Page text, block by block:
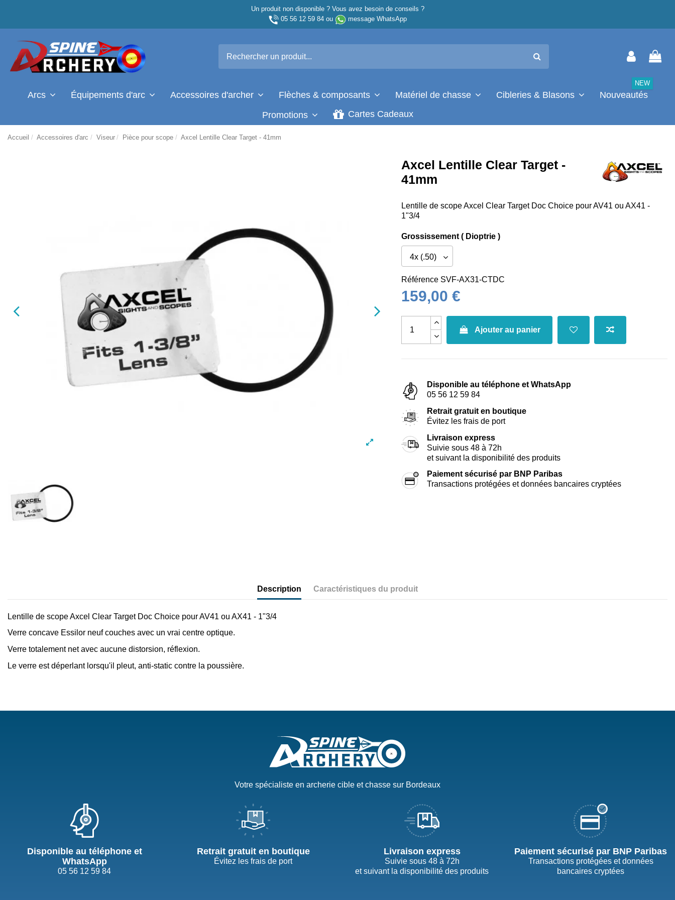
Un produit non disponible ? Vous avez besoin de conseils ?
05 56 12 59 84ou message WhatsApp
Arcs Équipements d'arc Accessoires d'archer Flèches & composants Matériel de chasse Cibleries & Blasons Nouveautés
NEW
Promotions Cartes Cadeaux
Accueil Accessoires d'arc Viseur Pièce pour scope Axcel Lentille Clear Target - 41mm
Axcel Lentille Clear Target -
41mm
Lentille de scope Axcel Clear Target Doc Choice pour AV41 ou AX41 -
1"3/4
Grossissement ( Dioptrie )
Référence SVF-AX31-CTDC
159,00 €
Ajouter au panier
Disponible au téléphone et WhatsApp
05 56 12 59 84
Retrait gratuit en boutique
Évitez les frais de port
Livraison express
Suivie sous 48 à 72h
et suivant la disponibilité des produits
Paiement sécurisé par BNP Paribas
Transactions protégées et données bancaires cryptées
Description Caractéristiques du produit
Lentille de scope Axcel Clear Target Doc Choice pour AV41 ou AX41 - 1"3/4
Verre concave Essilor neuf couches avec un vrai centre optique.
Verre totalement net avec aucune distorsion, réflexion.
Le verre est déperlant lorsqu'il pleut, anti-static contre la poussière.
Votre spécialiste en archerie cible et chasse sur Bordeaux
Disponible au téléphone et
WhatsApp
05 56 12 59 84
Retrait gratuit en boutique
Évitez les frais de port
Livraison express
Suivie sous 48 à 72h
et suivant la disponibilité des produits
Paiement sécurisé par BNP Paribas
Transactions protégées et données
bancaires cryptées